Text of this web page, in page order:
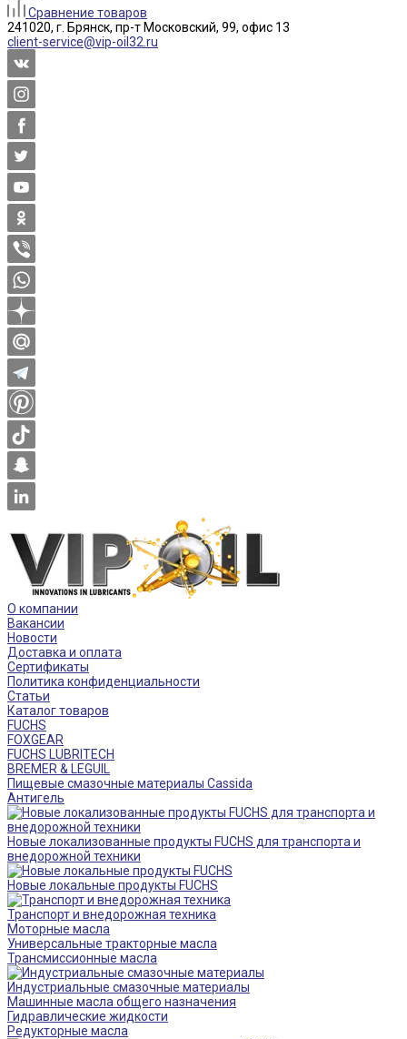
Сравнение товаров
241020, г. Брянск, пр-т Московский, 99, офис 13
client-service@vip-oil32.ru
О компании
Вакансии
Новости
Доставка и оплата
Сертификаты
Политика конфиденциальности
Статьи
Каталог товаров
FUCHS
FOXGEAR
FUCHS LUBRITECH
BREMER & LEGUIL
Пищевые смазочные материалы Cassida
Антигель
Новые локализованные продукты FUCHS для транспорта и
внедорожной техники
Новые локальные продукты FUCHS
Транспорт и внедорожная техника
Моторные масла
Универсальные тракторные масла
Трансмиссионные масла
Индустриальные смазочные материалы
Машинные масла общего назначения
Гидравлические жидкости
Редукторные масла